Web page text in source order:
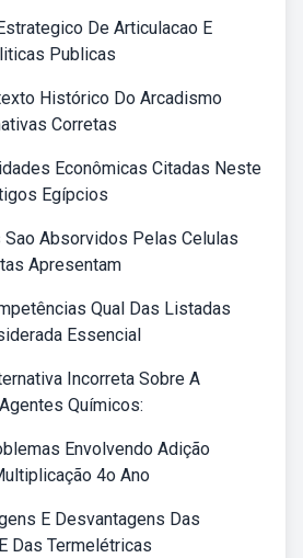
De Articulacao E
Publicas
Histórico Do Arcadismo
Corretas
Econômicas Citadas Neste
Egípcios
Absorvidos Pelas Celulas
Apresentam
Qual Das Listadas
Essencial
Incorreta Sobre A
Químicos:
Envolvendo Adição
4o Ano
E Desvantagens Das
Das Termelétricas